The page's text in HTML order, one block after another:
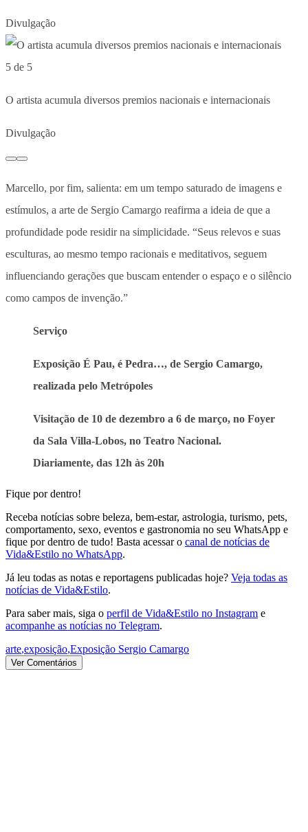
Divulgação
5 de 5
O artista acumula diversos premios nacionais e internacionais
Divulgação
Marcello, por fim, salienta: em um tempo saturado de imagens e
estímulos, a arte de Sergio Camargo reafirma a ideia de que a
profundidade pode residir na simplicidade. “Seus relevos e suas
esculturas, ao mesmo tempo racionais e meditativos, seguem
influenciando gerações que buscam entender o espaço e o silêncio
como campos de invenção.”
Serviço
Exposição É Pau, é Pedra…, de Sergio Camargo,
realizada pelo Metrópoles
Visitação de 10 de dezembro a 6 de março, no Foyer
da Sala Villa-Lobos, no Teatro Nacional.
Diariamente, das 12h às 20h
Fique por dentro!
Receba notícias sobre beleza, bem-estar, astrologia, turismo, pets,
comportamento, sexo, eventos e gastronomia no seu WhatsApp e
fique por dentro de tudo! Basta acessar o canal de notícias de
Vida&Estilo no WhatsApp.
Já leu todas as notas e reportagens publicadas hoje? Veja todas as
notícias de Vida&Estilo.
Para saber mais, siga o perfil de Vida&Estilo no Instagram e
acompanhe as notícias no Telegram.
arte,exposição,Exposição Sergio Camargo
Ver Comentários